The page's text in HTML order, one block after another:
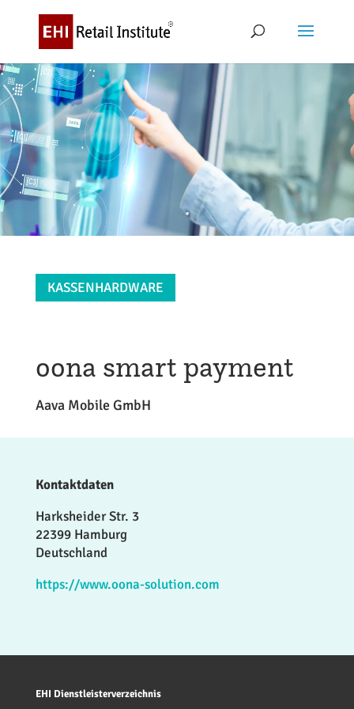
KASSENHARDWARE
oona smart payment
Aava Mobile GmbH
Kontaktdaten
Harksheider Str. 3
22399 Hamburg
Deutschland
https://www.oona-solution.com
EHI Dienstleisterverzeichnis